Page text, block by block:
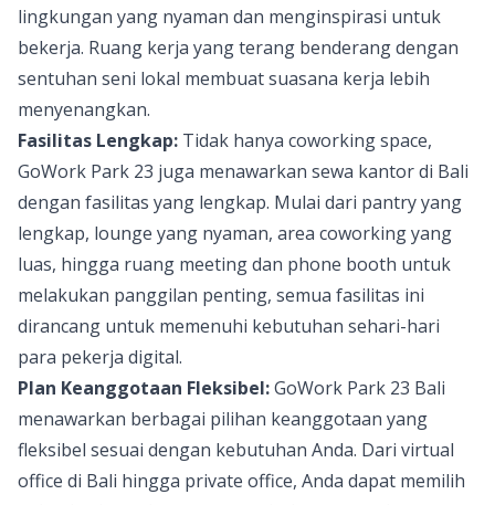
lingkungan yang nyaman dan menginspirasi untuk
bekerja. Ruang kerja yang terang benderang dengan
sentuhan seni lokal membuat suasana kerja lebih
menyenangkan.
Fasilitas Lengkap: Tidak hanya coworking space,
GoWork Park 23 juga menawarkan sewa kantor di Bali
dengan fasilitas yang lengkap. Mulai dari pantry yang
lengkap, lounge yang nyaman, area coworking yang
luas, hingga ruang meeting dan phone booth untuk
melakukan panggilan penting, semua fasilitas ini
dirancang untuk memenuhi kebutuhan sehari-hari
para pekerja digital.
Plan Keanggotaan Fleksibel:GoWork Park 23 Bali
menawarkan berbagai pilihan keanggotaan yang
fleksibel sesuai dengan kebutuhan Anda. Dari virtual
office di Bali hingga private office, Anda dapat memilih